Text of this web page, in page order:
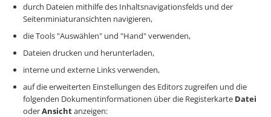
durch Dateien mithilfe des Inhaltsnavigationsfelds und der
Seitenminiaturansichten navigieren,
die Tools "Auswählen" und "Hand" verwenden,
Dateien drucken und herunterladen,
interne und externe Links verwenden,
auf die erweiterten Einstellungen des Editors zugreifen und die
folgenden Dokumentinformationen über die Registerkarte Datei
oderAnsichtanzeigen: